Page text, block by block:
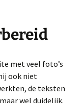
met veel foto’s
ook niet
de teksten
wel duidelijk.